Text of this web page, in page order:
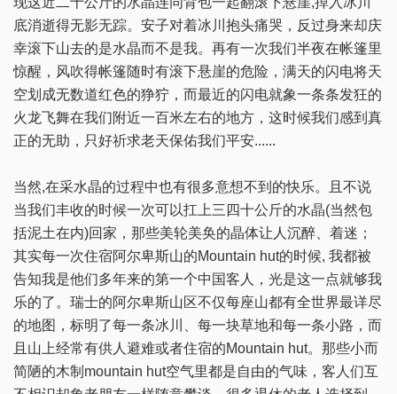
底消逝得无影无踪。安子对着冰川抱头痛哭，反过身来却庆
幸滚下山去的是水晶而不是我。再有一次我们半夜在帐篷里
惊醒，风吹得帐篷随时有滚下悬崖的危险，满天的闪电将天
空划成无数道红色的狰狞，而最近的闪电就象一条条发狂的
火龙飞舞在我们附近一百米左右的地方，这时候我们感到真
正的无助，只好祈求老天保佑我们平安......
当然,在采水晶的过程中也有很多意想不到的快乐。且不说
当我们丰收的时候一次可以扛上三四十公斤的水晶(当然包
括泥土在内)回家，那些美轮美奂的晶体让人沉醉、着迷；
其实每一次住宿阿尔卑斯山的Mountain hut的时候, 我都被
告知我是他们多年来的第一个中国客人，光是这一点就够我
乐的了。瑞士的阿尔卑斯山区不仅每座山都有全世界最详尽
的地图，标明了每一条冰川、每一块草地和每一条小路，而
且山上经常有供人避难或者住宿的Mountain hut。那些小而
简陋的木制mountain hut空气里都是自由的气味，客人们互